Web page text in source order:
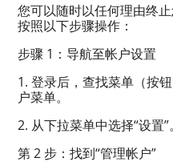
您可以随时以任何理由终
按照以下步骤操作：
步骤 1：导航至帐户设置
1. 登录后，查找菜单（按
户菜单。
2. 从下拉菜单中选择“设置”。
第 2 步：找到“管理帐户”